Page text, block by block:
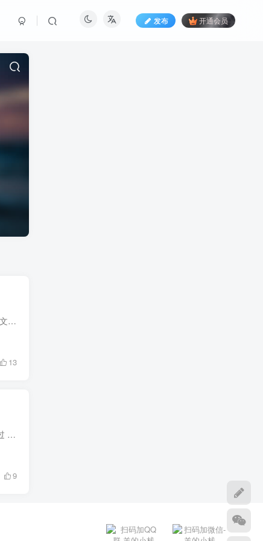
发布 开通会员
一个运行在Codex上的宠物。 下载： jade-regent下载 使用：Codex app，设置，外观，宠物，打开文件夹，解压放在pets文件夹内。回来选中 也上传到了这里（里面还有其他200+宠物哦）： https://co...
13
用了好几天了，感觉没啥问题，推荐给大家提示词：你是一个专业的 ssh 运维助手。 # 任务描述 通过 SSH 登录远程服务器，并完成指定的运维操作 # 上下文 - 目标服务器通常为 Ubuntu Linux 系统 -...
9